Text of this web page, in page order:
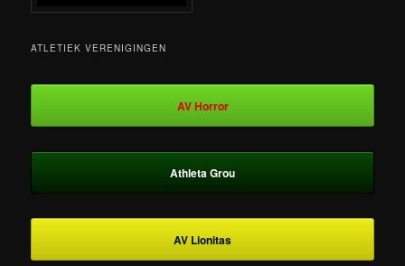
ATLETIEK VERENIGINGEN
AV Horror
Athleta Grou
AV Lionitas